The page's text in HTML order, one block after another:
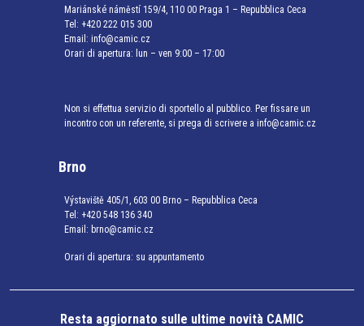
Mariánské náměstí 159/4, 110 00 Praga 1 – Repubblica Ceca
Tel: +420 222 015 300
Email: info@camic.cz
Orari di apertura: lun – ven 9:00 – 17:00
Non si effettua servizio di sportello al pubblico. Per fissare un
incontro con un referente, si prega di scrivere a info@camic.cz
Brno
Výstaviště 405/1, 603 00 Brno – Repubblica Ceca
Tel: +420 548 136 340
Email: brno@camic.cz
Orari di apertura: su appuntamento
Resta aggiornato sulle ultime novità CAMIC